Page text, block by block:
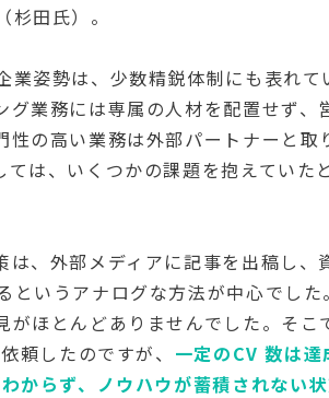
田氏）。
業姿勢は、少数精鋭体制にも表れて
業務には専属の人材を配置せず、
の高い業務は外部パートナーと取
は、いくつかの課題を抱えていた
は、外部メディアに記事を出稿し、
というアナログな方法が中心でした
ほとんどありませんでした。そこ
頼したのですが、 一定のCV 数は
からず、ノウハウが蓄積されない